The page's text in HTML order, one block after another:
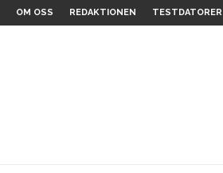
OM OSS REDAKTIONEN TESTDATORER